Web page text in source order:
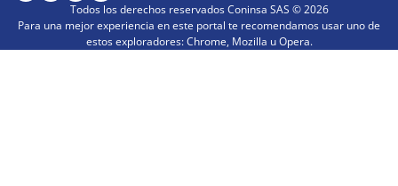
Todos los derechos reservados Coninsa SAS ©2026
Para una mejor experiencia en este portal te recomendamos usar uno de
estos exploradores: Chrome, Mozilla u Opera.